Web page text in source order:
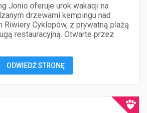
Jonio oferuje urok wakacji na
drzewami kempingu nad
Riwiery Cyklopów, z prywatną plażą
restauracyjną. Otwarte przez
ODWIEDŹ STRONĘ